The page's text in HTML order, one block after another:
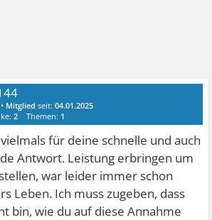
• Mitglied seit:04.01.2025
2 Themen: 1
für deine schnelle und auch
Antwort. Leistung erbringen um
war leider immer schon
Leben. Ich muss zugeben, dass
bin, wie du auf diese Annahme